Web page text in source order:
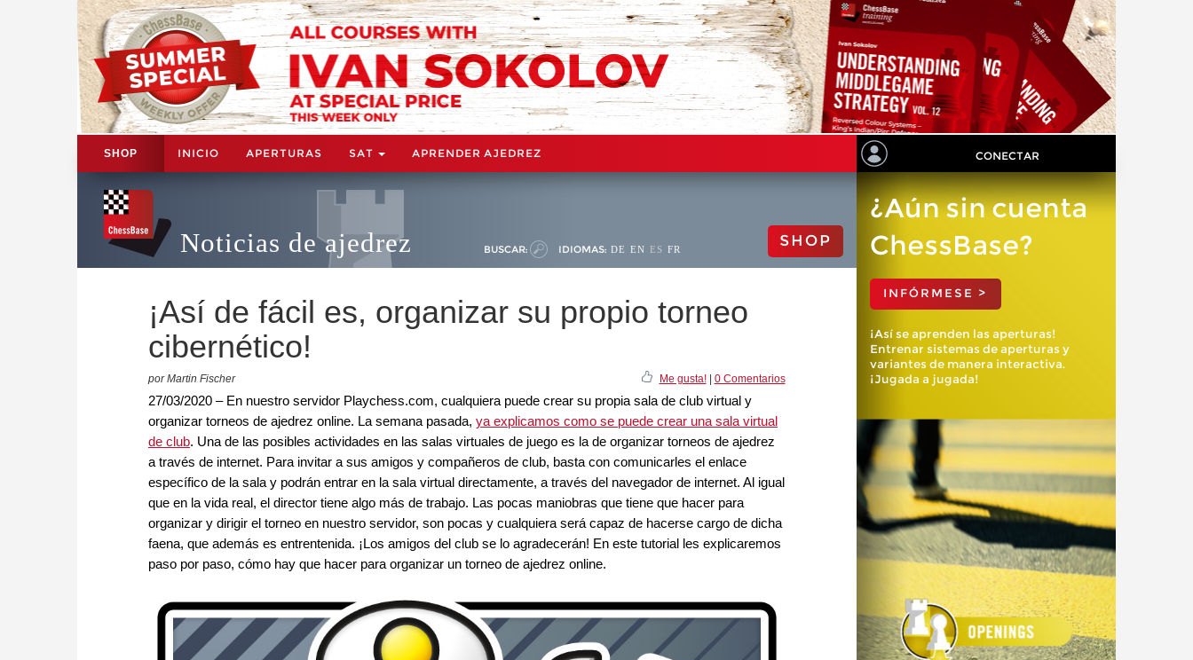
SHOP INICIO APERTURAS SAT APRENDER AJEDREZ CONECTAR
Noticias de ajedrez BUSCAR: IDIOMAS: DE EN ES FR SHOP
¡Así de fácil es, organizar su propio torneo
cibernético!
por Martin Fischer Me gusta!| 0 Comentarios
27/03/2020 – En nuestro servidor Playchess.com, cualquiera puede crear su propia sala de club virtual y
organizar torneos de ajedrez online. La semana pasada, ya explicamos como se puede crear una sala virtual
de club. Una de las posibles actividades en las salas virtuales de juego es la de organizar torneos de ajedrez
a través de internet. Para invitar a sus amigos y compañeros de club, basta con comunicarles el enlace
específico de la sala y podrán entrar en la sala virtual directamente, a través del navegador de internet. Al igual
que en la vida real, el director tiene algo más de trabajo. Las pocas maniobras que tiene que hacer para
organizar y dirigir el torneo en nuestro servidor, son pocas y cualquiera será capaz de hacerse cargo de dicha
faena, que además es entrentenida. ¡Los amigos del club se lo agradecerán! En este tutorial les explicaremos
paso por paso, cómo hay que hacer para organizar un torneo de ajedrez online.
¿Aún sin cuenta
ChessBase?
INFÓRMESE >
¡Así se aprenden las aperturas!
Entrenar sistemas de aperturas y
variantes de manera interactiva.
¡Jugada a jugada!